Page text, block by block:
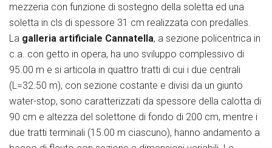
mezzeria con funzione di sostegno della soletta ed una
soletta in cls di spessore 31 cm realizzata con predalles.
La galleria artificiale Cannatella, a sezione policentrica in
c.a. con getto in opera, ha uno sviluppo complessivo di
95.00 m e si articola in quattro tratti di cui i due centrali
(L=32.50 m), con sezione costante e divisi da un giunto
water-stop, sono caratterizzati da spessore della calotta di
90 cm e altezza del solettone di fondo di 200 cm, mentre i
due tratti terminali (15.00 m ciascuno), hanno andamento a